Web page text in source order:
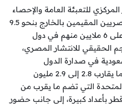
للتعبئة العامة والإحصاء
ووزارة الخارجية، يُقدّر عدد المصريين المقيمين بالخارج بنحو 9.5
مليون مواطن، يستقر ما يزيد على 6 ملايين منهم في دول
الحقيقي للانتشار المصري،
في صدارة الدول
المستقبلة للعمالة المصرية بما يقارب 2.8 إلى 2.9 مليون
المتحدة التي تضم ما يقرب من
بأعداد كبيرة، إلى جانب حضور